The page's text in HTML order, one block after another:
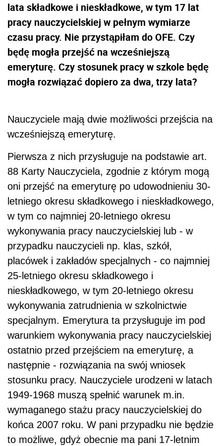
lata składkowe i nieskładkowe, w tym 17 lat
pracy nauczycielskiej w pełnym wymiarze
czasu pracy. Nie przystąpiłam do OFE. Czy
będę mogła przejść na wcześniejszą
emeryturę. Czy stosunek pracy w szkole będę
mogła rozwiązać dopiero za dwa, trzy lata?
Nauczyciele mają dwie możliwości przejścia na
wcześniejszą emeryturę.
Pierwsza z nich przysługuje na podstawie art.
88 Karty Nauczyciela, zgodnie z którym mogą
oni przejść na emeryturę po udowodnieniu 30-
letniego okresu składkowego i nieskładkowego,
w tym co najmniej 20-letniego okresu
wykonywania pracy nauczycielskiej lub - w
przypadku nauczycieli np. klas, szkół,
placówek i zakładów specjalnych - co najmniej
25-letniego okresu składkowego i
nieskładkowego, w tym 20-letniego okresu
wykonywania zatrudnienia w szkolnictwie
specjalnym. Emerytura ta przysługuje im pod
warunkiem wykonywania pracy nauczycielskiej
ostatnio przed przejściem na emeryturę, a
następnie - rozwiązania na swój wniosek
stosunku pracy. Nauczyciele urodzeni w latach
1949-1968 muszą spełnić warunek m.in.
wymaganego stażu pracy nauczycielskiej do
końca 2007 roku. W pani przypadku nie będzie
to możliwe, gdyż obecnie ma pani 17-letnim